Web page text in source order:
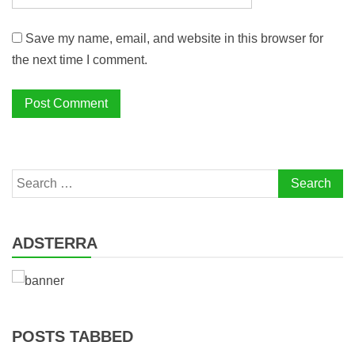
Save my name, email, and website in this browser for
the next time I comment.
Search
for:
ADSTERRA
POSTS TABBED